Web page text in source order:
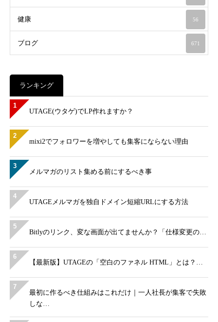
健康 56
ブログ 671
ランキング
1
UTAGE(ウタゲ)でLP作れますか？
2
mixi2でフォロワーを増やしても集客にならない理由
3
メルマガのリスト集める前にするべき事
4
UTAGEメルマガを独自ドメイン短縮URLにする方法
5
Bitlyのリンク、変な画面が出てませんか？「仕様変更の…
6
【最新版】UTAGEの「空白のファネル HTML」とは？…
7
最初に作るべき仕組みはこれだけ｜一人社長が集客で失敗
しな…